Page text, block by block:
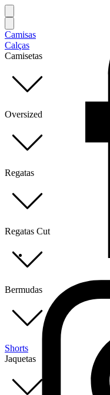
Camisas
Calças
Camisetas
Oversized
Regatas
Regatas Cut
Bermudas
Shorts
Jaquetas